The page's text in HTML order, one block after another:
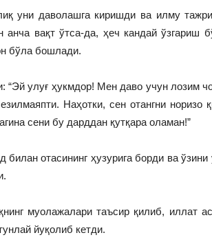
даволашга киришди ва илму
вақт ўтса-да, ҳеч кандай ўзгариш
бўла бошлади.
улуғ ҳукмдор! Мен даво учун лозим
Наҳотки, сен отангни норизо
сени бу дарддан қутқара оламан!”
отасининг ҳузурига борди ва ўзини
муолажалари таъсир қилиб, иллат
йуқолиб кетди.